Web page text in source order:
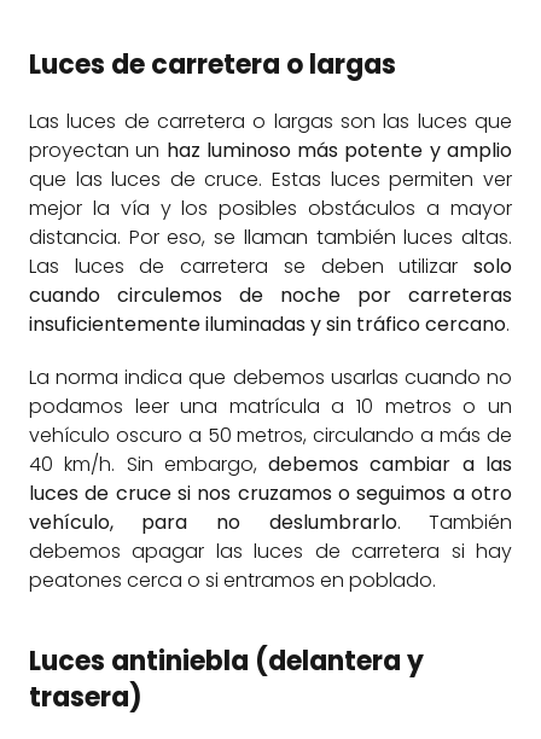
Luces de carretera o largas
Las luces de carretera o largas son las luces que
proyectan un haz luminoso más potente y amplio
que las luces de cruce. Estas luces permiten ver
mejor la vía y los posibles obstáculos a mayor
distancia. Por eso, se llaman también luces altas.
Las luces de carretera se deben utilizarsolo
cuando circulemos de noche por carreteras
insuficientemente iluminadas y sin tráfico cercano.
La norma indica que debemos usarlas cuando no
podamos leer una matrícula a 10 metros o un
vehículo oscuro a 50 metros, circulando a más de
40 km/h. Sin embargo,debemos cambiar a las
luces de cruce si nos cruzamos o seguimos a otro
vehículo, para no deslumbrarlo. También
debemos apagar las luces de carretera si hay
peatones cerca o si entramos en poblado.
Luces antiniebla (delantera y
trasera)